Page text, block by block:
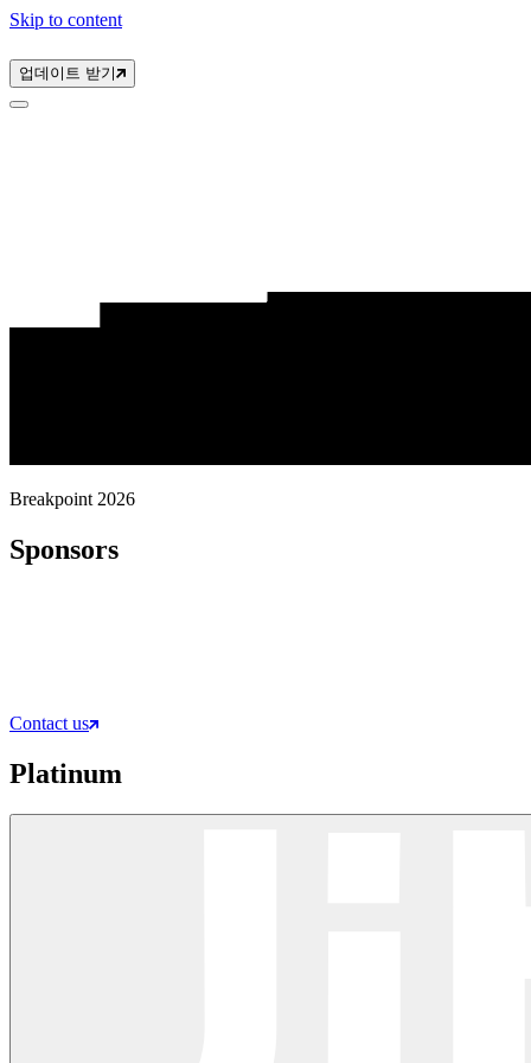
Skip to content
업데이트 받기
Breakpoint 2026
Sponsors
Contact us
Platinum